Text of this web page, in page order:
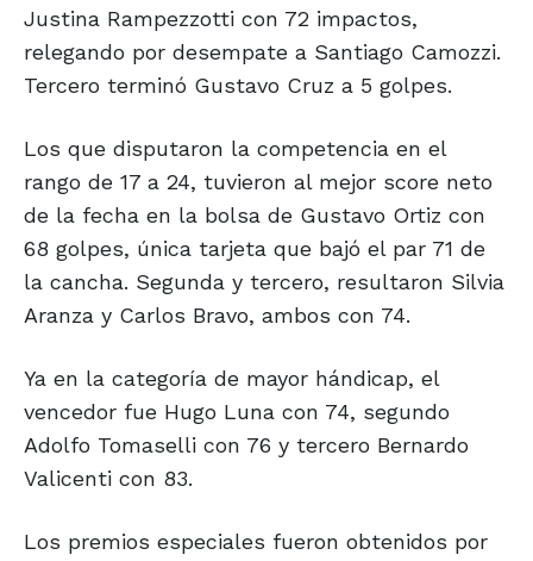
Justina Rampezzotti con 72 impactos,
relegando por desempate a Santiago Camozzi.
Tercero terminó Gustavo Cruz a 5 golpes.
Los que disputaron la competencia en el
rango de 17 a 24, tuvieron al mejor score neto
de la fecha en la bolsa de Gustavo Ortiz con
68 golpes, única tarjeta que bajó el par 71 de
la cancha. Segunda y tercero, resultaron Silvia
Aranza y Carlos Bravo, ambos con 74.
Ya en la categoría de mayor hándicap, el
vencedor fue Hugo Luna con 74, segundo
Adolfo Tomaselli con 76 y tercero Bernardo
Valicenti con 83.
Los premios especiales fueron obtenidos por